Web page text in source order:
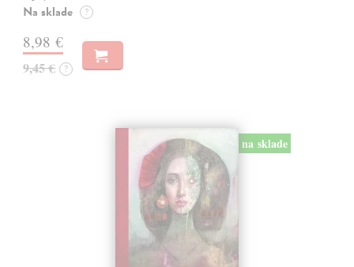
Na sklade ?
8,98 €
9,45 € ?
na sklade